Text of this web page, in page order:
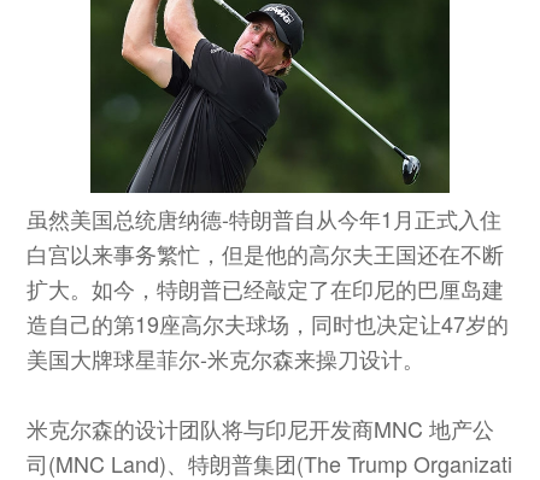
虽然美国总统唐纳德-特朗普自从今年1月正式入住
白宫以来事务繁忙，但是他的高尔夫王国还在不断
扩大。如今，特朗普已经敲定了在印尼的巴厘岛建
造自己的第19座高尔夫球场，同时也决定让47岁的
美国大牌球星菲尔-米克尔森来操刀设计。
米克尔森的设计团队将与印尼开发商MNC 地产公
司(MNC Land)、特朗普集团(The Trump Organizati